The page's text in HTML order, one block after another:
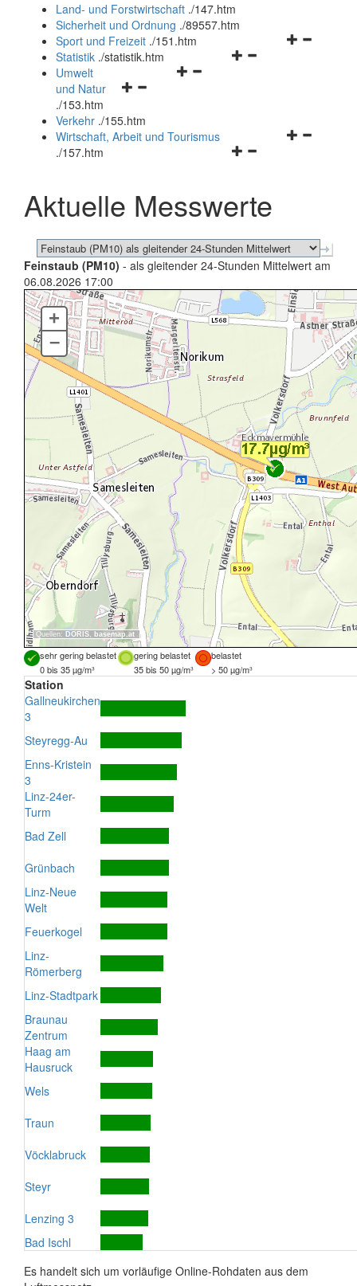
und
schließen
Land- und Forstwirtschaft ./147.htm
Sicherheit und Ordnung ./89557.htm
Navigationsmenü
Sport und Freizeit ./151.htm
Navigationsmenü
Statistik ./statistik.htm
Navigationsmenü
und
schließen
Umwelt
und Natur
./153.htm
Verkehr ./155.htm
Navigationsmenü
schließen
Wirtschaft, Arbeit und Tourismus
./157.htm
Aktuelle Messwerte
Feinstaub (PM10) - als gleitender 24-Stunden Mittelwert am
06.08.2026 17:00
Quellen: DORIS, basemap.at
+
–
sehr gering belastet gering belastet
belastet
0 bis 35 µg/m³
35 bis 50 µg/m³ > 50 µg/m³
Station
Gallneukirchen
3
Steyregg-Au
Enns-Kristein
3
Linz-24er-
Turm
Bad Zell
Grünbach
Linz-Neue
Welt
Feuerkogel
Linz-
Römerberg
Linz-Stadtpark
Braunau
Zentrum
Haag am
Hausruck
Wels
Traun
Vöcklabruck
Steyr
Lenzing 3
Bad Ischl
Es handelt sich um vorläufige Online-Rohdaten aus dem